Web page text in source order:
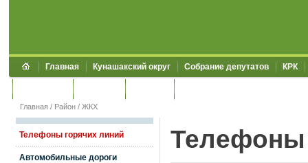
Главная Кунашакский округ Собрание депутатов КРК
Главная / Район / ЖКХ
Телефоны горячих линий
Автомобильные дороги
Телефоны